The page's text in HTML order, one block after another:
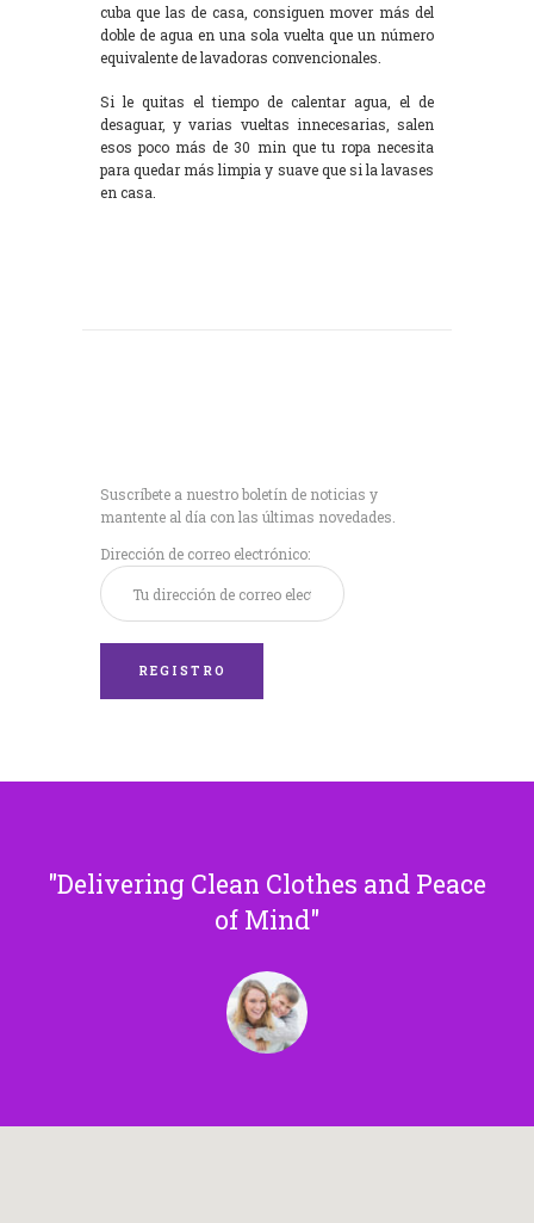
cuba que las de casa, consiguen mover más del
doble de agua en una sola vuelta que un número
equivalente de lavadoras convencionales.
Si le quitas el tiempo de calentar agua, el de
desaguar, y varias vueltas innecesarias, salen
esos poco más de 30 min que tu ropa necesita
para quedar más limpia y suave que si la lavases
en casa.
Suscríbete a nuestro boletín de noticias y
mantente al día con las últimas novedades.
Dirección de correo electrónico:
Delivering Clean Clothes and Peace
of Mind